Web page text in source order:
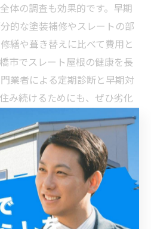
体の調査も効果的です。早期
的な塗装補修やスレートの部
繕や葺き替えに比べて費用と
市でスレート屋根の健康を長
業者による定期診断と早期対
み続けるためにも、ぜひ劣化
対策を講じましょう。
橋市でスレート屋根を長持
持ちさせるためには、定期的